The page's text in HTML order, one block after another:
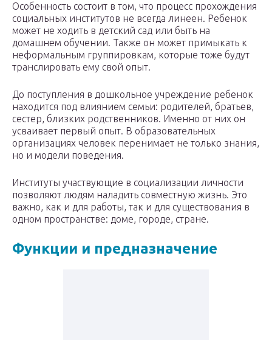
Особенность состоит в том, что процесс прохождения
социальных институтов не всегда линеен. Ребенок
может не ходить в детский сад или быть на
домашнем обучении. Также он может примыкать к
неформальным группировкам, которые тоже будут
транслировать ему свой опыт.
До поступления в дошкольное учреждение ребенок
находится под влиянием семьи: родителей, братьев,
сестер, близких родственников. Именно от них он
усваивает первый опыт. В образовательных
организациях человек перенимает не только знания,
но и модели поведения.
Институты участвующие в социализации личности
позволяют людям наладить совместную жизнь. Это
важно, как и для работы, так и для существования в
одном пространстве: доме, городе, стране.
Функции и предназначение